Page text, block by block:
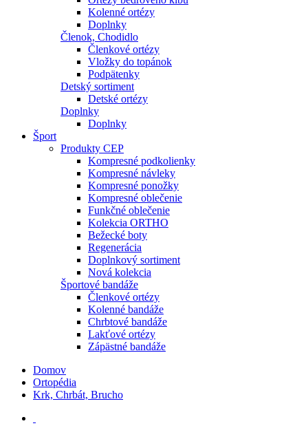
Kolenné ortézy
Doplnky
Členok, Chodidlo
Členkové ortézy
Vložky do topánok
Podpätenky
Detský sortiment
Detské ortézy
Doplnky
Doplnky
Šport
Produkty CEP
Kompresné podkolienky
Kompresné návleky
Kompresné ponožky
Kompresné oblečenie
Funkčné oblečenie
Kolekcia ORTHO
Bežecké boty
Regenerácia
Doplnkový sortiment
Nová kolekcia
Športové bandáže
Členkové ortézy
Kolenné bandáže
Chrbtové bandáže
Lakťové ortézy
Zápästné bandáže
Domov
Ortopédia
Krk, Chrbát, Brucho